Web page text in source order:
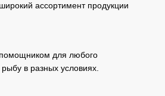
ассортимент продукции
помощником для любого
в разных условиях.